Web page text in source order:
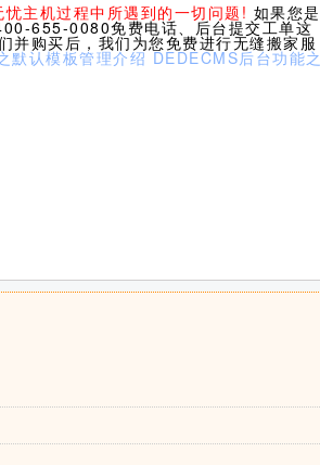
主机过程中所遇到的一切问题! 如果您是
655-0080免费电话、后台提交工单这
并购买后，我们为您免费进行无缝搬家服
默认模板管理介绍 DEDECMS后台功能之